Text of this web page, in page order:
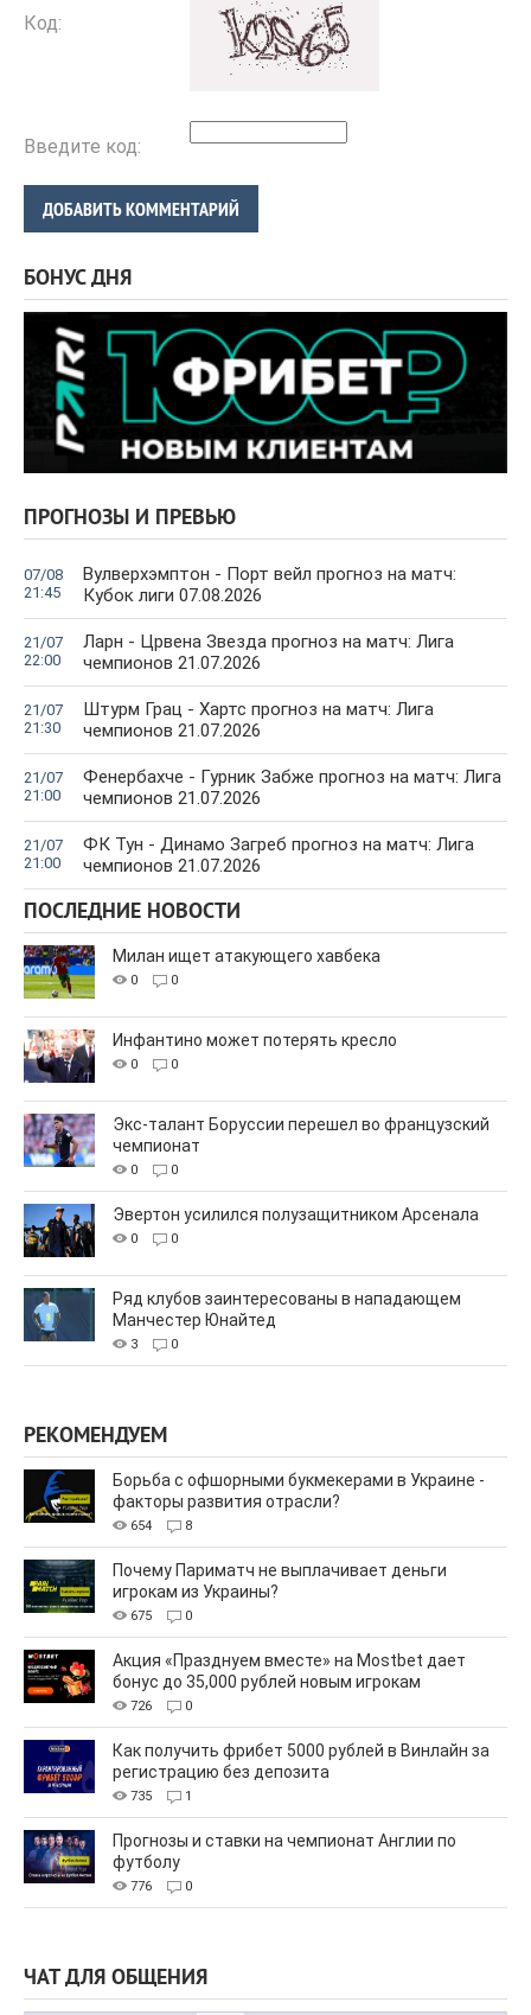
Код:
Введите код:
ДОБАВИТЬ КОММЕНТАРИЙ
БОНУС ДНЯ
ПРОГНОЗЫ И ПРЕВЬЮ
07/08
21:45
Вулверхэмптон - Порт вейл прогноз на матч:
Кубок лиги 07.08.2026
21/07
22:00
Ларн - Црвена Звезда прогноз на матч: Лига
чемпионов 21.07.2026
21/07
21:30
Штурм Грац - Хартс прогноз на матч: Лига
чемпионов 21.07.2026
21/07
21:00
Фенербахче - Гурник Забже прогноз на матч: Лига
чемпионов 21.07.2026
21/07
21:00
ФК Тун - Динамо Загреб прогноз на матч: Лига
чемпионов 21.07.2026
ПОСЛЕДНИЕ НОВОСТИ
Милан ищет атакующего хавбека
0 0
Инфантино может потерять кресло
0 0
Экс-талант Боруссии перешел во французский
чемпионат
0 0
Эвертон усилился полузащитником Арсенала
0 0
Ряд клубов заинтересованы в нападающем
Манчестер Юнайтед
3 0
РЕКОМЕНДУЕМ
Борьба с офшорными букмекерами в Украине -
факторы развития отрасли?
654 8
Почему Париматч не выплачивает деньги
игрокам из Украины?
675 0
Акция «Празднуем вместе» на Mostbet дает
бонус до 35,000 рублей новым игрокам
726 0
Как получить фрибет 5000 рублей в Винлайн за
регистрацию без депозита
735 1
Прогнозы и ставки на чемпионат Англии по
футболу
776 0
ЧАТ ДЛЯ ОБЩЕНИЯ